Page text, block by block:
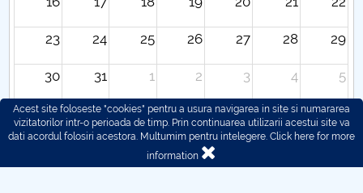
23 24 25 26 27 28 29
30 31 1 2 3 4 5
Acest site foloseste "cookies" pentru a usura navigarea in site si numararea
vizitatorilor intr-o perioada de timp. Prin continuarea utilizarii acestui site va
dati acordul folosiri acestora. Multumim pentru intelegere. Click here for more
information